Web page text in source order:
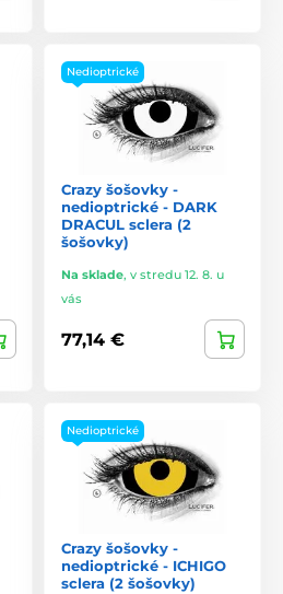
Nedioptrické
Crazy šošovky -
nedioptrické - DARK
DRACUL sclera (2
šošovky)
Na sklade, v stredu 12. 8. u
vás
77,14 €
Nedioptrické
Crazy šošovky -
nedioptrické - ICHIGO
sclera (2 šošovky)